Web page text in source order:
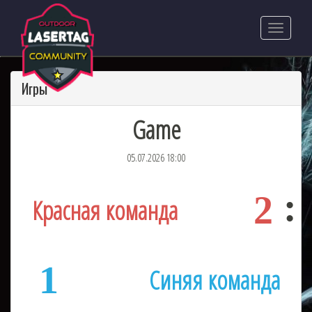
Игры
Game
05.07.2026 18:00
2
Красная команда
1 Синяя команда